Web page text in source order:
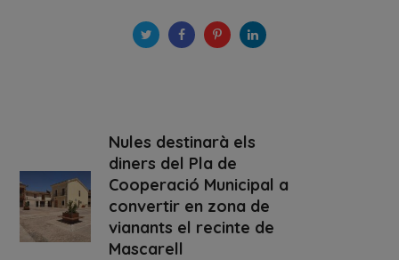
Nules destinarà els
diners del Pla de
Cooperació Municipal a
convertir en zona de
vianants el recinte de
Mascarell